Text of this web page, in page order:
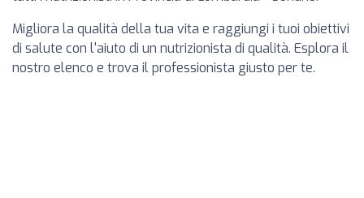
Migliora la qualità della tua vita e raggiungi i tuoi obiettivi
di salute con l'aiuto di un nutrizionista di qualità. Esplora il
nostro elenco e trova il professionista giusto per te.